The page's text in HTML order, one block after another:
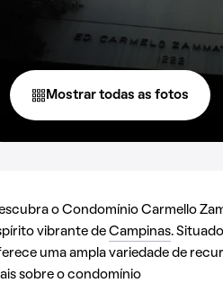
Mostrar todas as fotos
o Condomínio Carmello
vibrante de Campinas.
uma ampla variedade de
sobre o condomínio